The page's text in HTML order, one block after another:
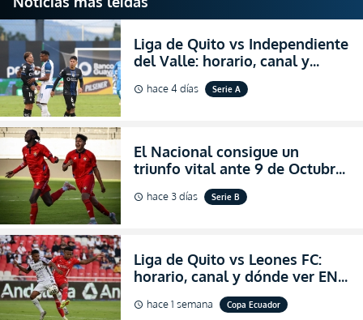
Liga de Quito vs Independiente
del Valle: horario, canal y
dónde ver EN VIVO el
partidazo por la fecha 24 de la
schedule hace 4 días Serie A
El Nacional consigue un
triunfo vital ante 9 de Octubre
para encender la fe en la
salvación
schedule hace 3 días Serie B
Liga de Quito vs Leones FC:
horario, canal y dónde ver EN
VIVO los octavos de final de la
Copa Ecuador 2026
schedule hace 1 semana Copa Ecuador